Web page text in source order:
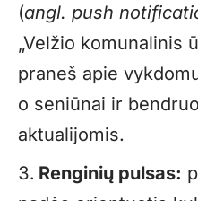
(angl. push
„Velžio komunalinis
praneš apie
o seniūnai ir
aktualijomis.
Renginių pulsas: